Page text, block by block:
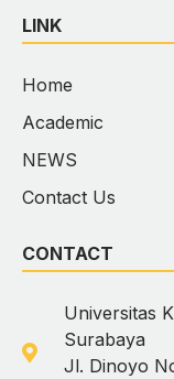
LINK
Home
Academic
NEWS
Contact Us
CONTACT
Universitas
Surabaya
Jl. Dinoyo